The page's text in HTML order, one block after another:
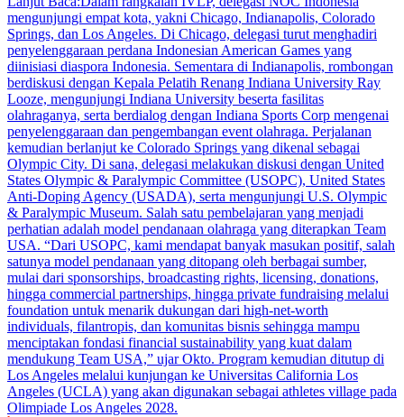
mengunjungi empat kota, yakni Chicago, Indianapolis, Colorado
Springs, dan Los Angeles. Di Chicago, delegasi turut menghadiri
penyelenggaraan perdana Indonesian American Games yang
diinisiasi diaspora Indonesia. Sementara di Indianapolis, rombongan
berdiskusi dengan Kepala Pelatih Renang Indiana University Ray
Looze, mengunjungi Indiana University beserta fasilitas
olahraganya, serta berdialog dengan Indiana Sports Corp mengenai
penyelenggaraan dan pengembangan event olahraga. Perjalanan
kemudian berlanjut ke Colorado Springs yang dikenal sebagai
Olympic City. Di sana, delegasi melakukan diskusi dengan United
States Olympic & Paralympic Committee (USOPC), United States
Anti-Doping Agency (USADA), serta mengunjungi U.S. Olympic
& Paralympic Museum. Salah satu pembelajaran yang menjadi
perhatian adalah model pendanaan olahraga yang diterapkan Team
USA. “Dari USOPC, kami mendapat banyak masukan positif, salah
satunya model pendanaan yang ditopang oleh berbagai sumber,
mulai dari sponsorships, broadcasting rights, licensing, donations,
hingga commercial partnerships, hingga private fundraising melalui
foundation untuk menarik dukungan dari high-net-worth
individuals, filantropis, dan komunitas bisnis sehingga mampu
menciptakan fondasi financial sustainability yang kuat dalam
mendukung Team USA,” ujar Okto. Program kemudian ditutup di
Los Angeles melalui kunjungan ke Universitas California Los
Angeles (UCLA) yang akan digunakan sebagai athletes village pada
Olimpiade Los Angeles 2028.